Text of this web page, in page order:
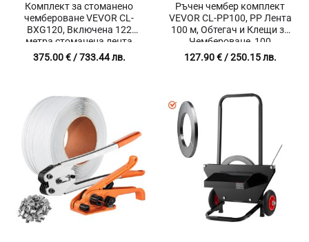
Комплект за стоманено
чембероване VEVOR CL-
BXG120, Включена 122
метра стоманена лента
19х0.7мм, Якост на опън
771 кг, Подходящ за тежки
375.00€/ 733.44 лв.
Ръчен чембер комплект
VEVOR CL-PP100, PP Лента
100 м, Обтегач и Клещи за
Чембероване, 100
Метални Скоби
127.90€/ 250.15 лв.